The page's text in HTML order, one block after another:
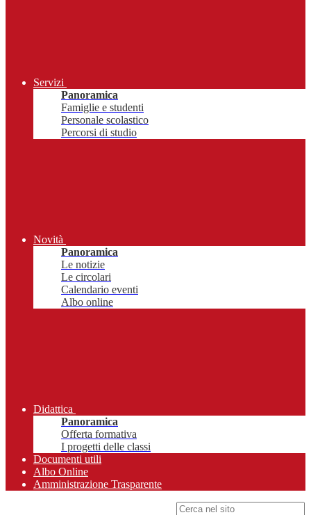
Servizi
Panoramica
Famiglie e studenti
Personale scolastico
Percorsi di studio
Novità
Panoramica
Le notizie
Le circolari
Calendario eventi
Albo online
Didattica
Panoramica
Offerta formativa
I progetti delle classi
Documenti utili
Albo Online
Amministrazione Trasparente